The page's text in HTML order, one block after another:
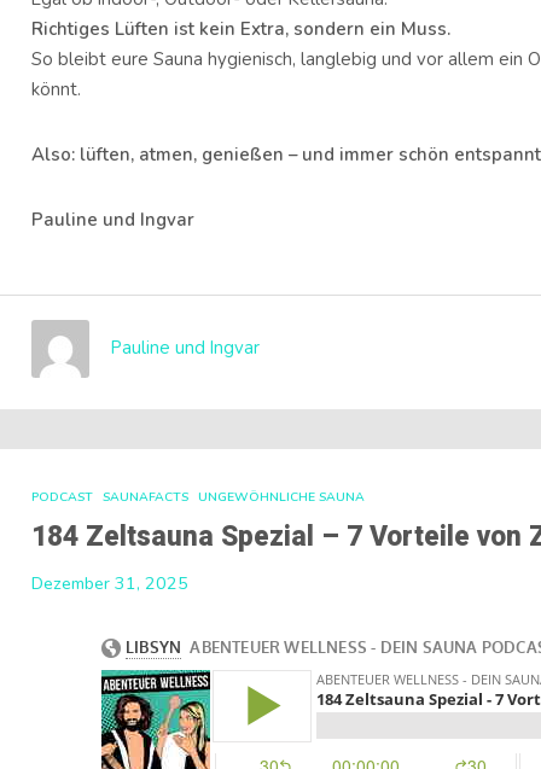
Richtiges Lüften ist kein Extra, sondern ein Muss.
So bleibt eure Sauna hygienisch, langlebig und vor allem ein
könnt.
Also: lüften, atmen, genießen – und immer schön
Pauline und Ingvar
Pauline und Ingvar
PODCAST SAUNAFACTS UNGEWÖHNLICHE SAUNA
184 Zeltsauna Spezial – 7 Vorteile von
Dezember 31, 2025